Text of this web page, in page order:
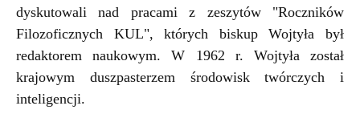
dyskutowali nad pracami z zeszytów "Roczników
Filozoficznych KUL", których biskup Wojtyła był
redaktorem naukowym. W 1962 r. Wojtyła został
krajowym duszpasterzem środowisk twórczych i
inteligencji.